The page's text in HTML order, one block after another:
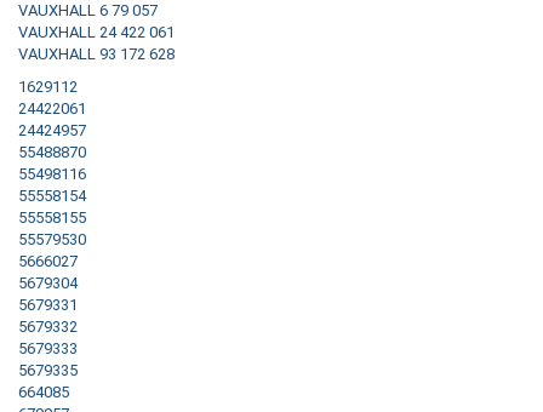
VAUXHALL 6 79 057
VAUXHALL 24 422 061
VAUXHALL 93 172 628
1629112
24422061
24424957
55488870
55498116
55558154
55558155
55579530
5666027
5679304
5679331
5679332
5679333
5679335
664085